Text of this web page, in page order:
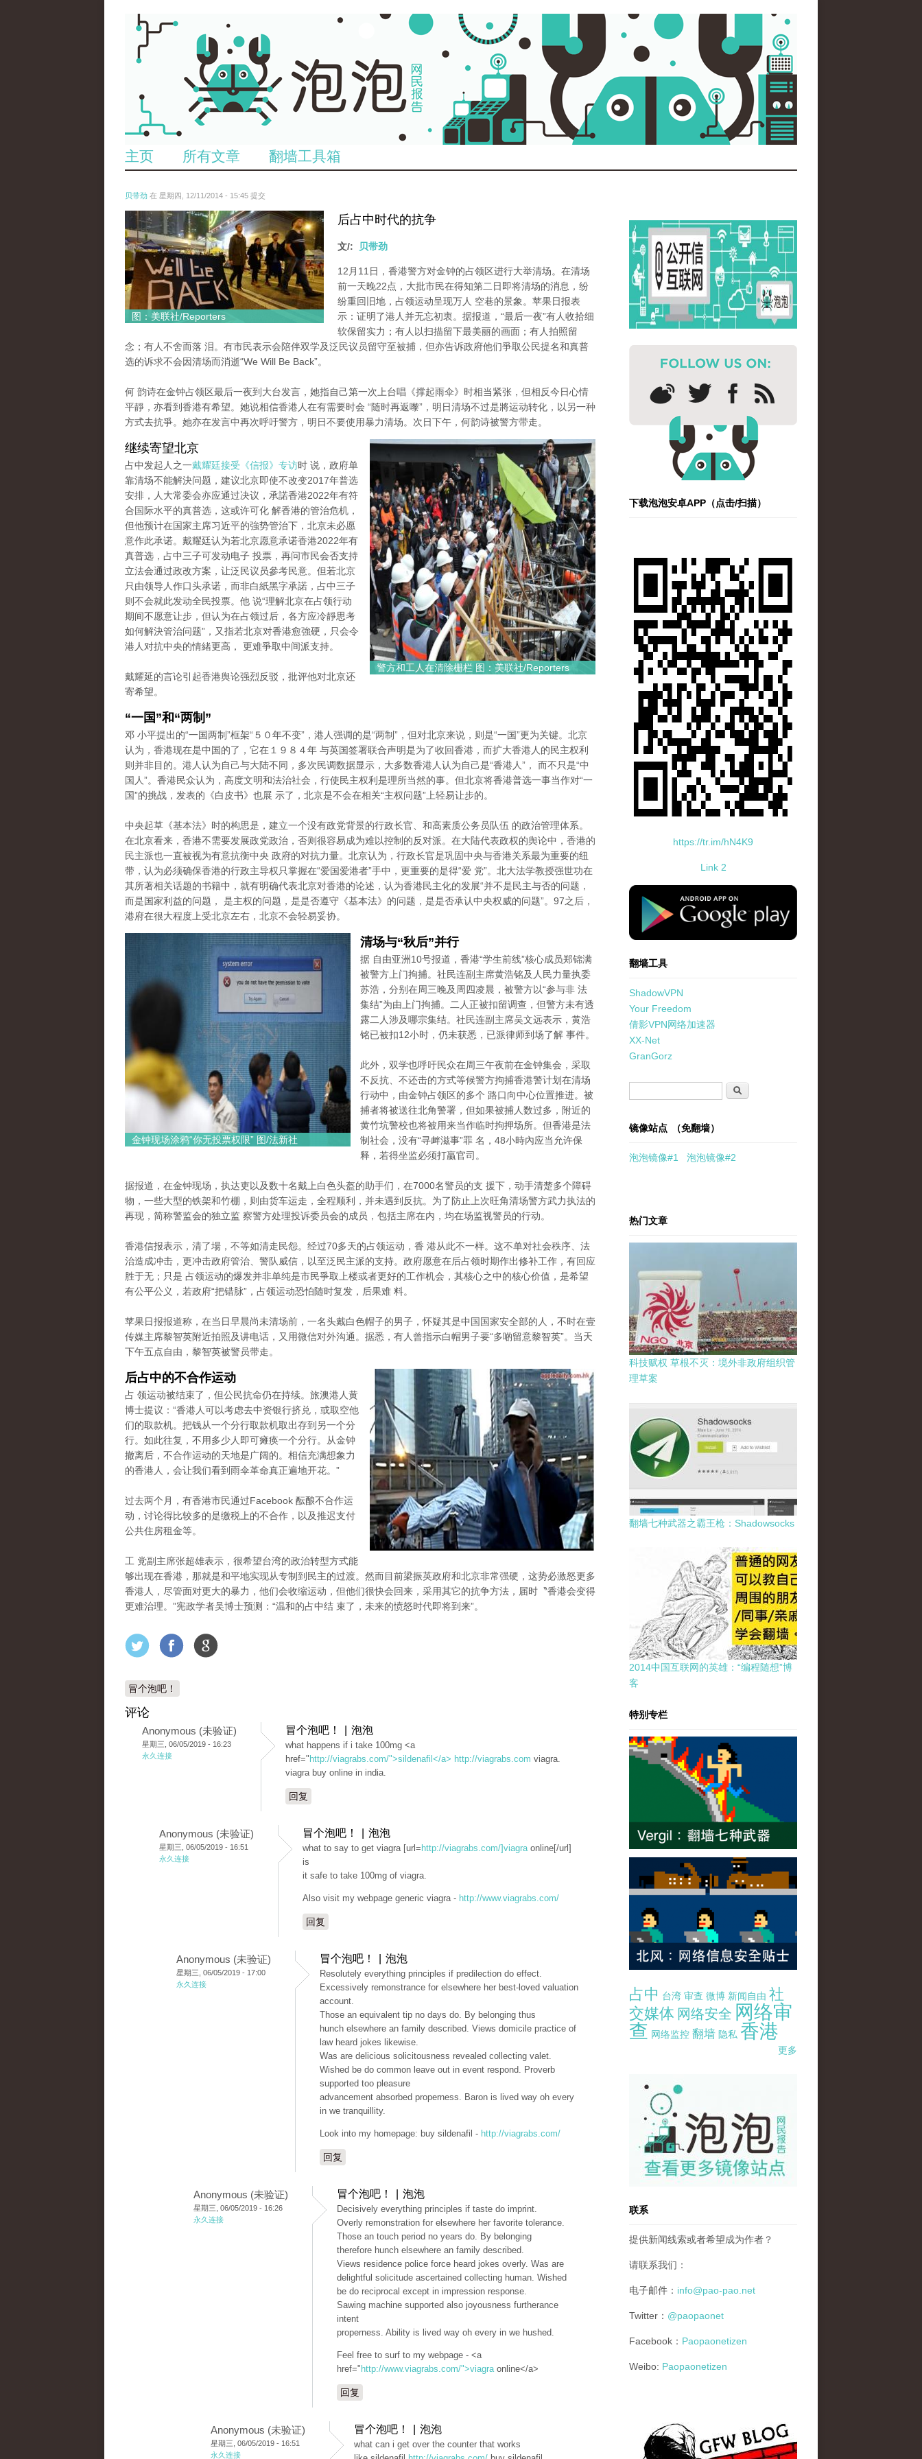
主页 所有文章 翻墙工具箱
贝带劲 在 星期四, 12/11/2014 - 15:45 提交
reporters_18475535.jpg
图：美联社/Reporters
后占中时代的抗争
文/: 贝带劲
12月11日，香港警方对金钟的占领区进行大举清场。在清场
前一天晚22点，大批市民在得知第二日即将清场的消息，纷
纷重回旧地，占领运动呈现万人 空巷的景象。苹果日报表
示：证明了港人并无忘初衷。据报道，“最后一夜”有人收拾细
软保留实力；有人以扫描留下最美丽的画面；有人拍照留
念；有人不舍而落 泪。有市民表示会陪伴双学及泛民议员留守至被捕，但亦告诉政府他们爭取公民提名和真普
选的诉求不会因清场而消逝“We Will Be Back”。
何 韵诗在金钟占领区最后一夜到大台发言，她指自己第一次上台唱《撑起雨伞》时相当紧张，但相反今日心情
平靜，亦看到香港有希望。她说相信香港人在有需要时会 “随时再返嚟”，明日清场不过是將运动转化，以另一种
方式去抗爭。她亦在发言中再次呼吁警方，明日不要使用暴力清场。次日下午，何韵诗被警方带走。
警方和工人在清除栅栏 图：美联社/Reporters
继续寄望北京
占中发起人之一戴耀廷接受《信报》专访时 说，政府单
靠清场不能解決问题，建议北京即使不改变2017年普选
安排，人大常委会亦应通过决议，承諾香港2022年有符
合国际水平的真普选，这或许可化 解香港的管治危机，
但他预计在国家主席习近平的強势管治下，北京未必愿
意作此承诺。戴耀廷认为若北京愿意承诺香港2022年有
真普选，占中三子可发动电子 投票，再问市民会否支持
立法会通过政改方案，让泛民议员參考民意。但若北京
只由领导人作口头承诺，而非白紙黑字承諾，占中三子
则不会就此发动全民投票。他 说“理解北京在占领行动
期间不愿意让步，但认为在占领过后，各方应冷靜思考
如何解決管治问题”，又指若北京对香港愈強硬，只会令
港人对抗中央的情緒更高， 更难爭取中间派支持。
戴耀延的言论引起香港舆论强烈反驳，批评他对北京还
寄希望。
“一国”和“两制”
邓 小平提出的“一国两制”框架“５０年不变”，港人强调的是“两制”，但对北京来说，则是“一国”更为关键。北京
认为，香港现在是中国的了，它在１９８４年 与英国签署联合声明是为了收回香港，而扩大香港人的民主权利
则并非目的。港人认为自己与大陆不同，多次民调数据显示，大多数香港人认为自己是“香港人”， 而不只是“中
国人”。香港民众认为，高度文明和法治社会，行使民主权利是理所当然的事。但北京将香港普选一事当作对“一
国”的挑战，发表的《白皮书》也展 示了，北京是不会在相关“主权问题”上轻易让步的。
中央起草《基本法》时的构思是，建立一个没有政党背景的行政长官、和高素质公务员队伍 的政治管理体系。
在北京看来，香港不需要发展政党政治，否则很容易成为难以控制的反对派。在大陆代表政权的舆论中，香港的
民主派也一直被视为有意抗衡中央 政府的对抗力量。北京认为，行政长官是巩固中央与香港关系最为重要的纽
带，认为必须确保香港的行政主导权只掌握在“爱国爱港者”手中，更重要的是得“爱 党”。北大法学教授强世功在
其所著相关话题的书籍中，就有明确代表北京对香港的论述，认为香港民主化的发展“并不是民主与否的问题，
而是国家利益的问题， 是主权的问题，是是否遵守《基本法》的问题，是是否承认中央权威的问题”。97之后，
港府在很大程度上受北京左右，北京不会轻易妥协。
金钟现场涂鸦“你无投票权限” 图/法新社
清场与“秋后”并行
据 自由亚洲10号报道，香港“学生前线”核心成员郑锦满
被警方上门拘捕。社民连副主席黄浩铭及人民力量执委
苏浩，分别在周三晚及周四凌晨，被警方以“参与非 法
集结”为由上门拘捕。二人正被扣留调查，但警方未有透
露二人涉及哪宗集结。社民连副主席吴文远表示，黄浩
铭已被扣12小时，仍未获悉，已派律师到场了解 事件。
此外，双学也呼吁民众在周三午夜前在金钟集会，采取
不反抗、不还击的方式等候警方拘捕香港警计划在清场
行动中，由金钟占领区的多个 路口向中心位置推进。被
捕者将被送往北角警署，但如果被捕人数过多，附近的
黄竹坑警校也将被用来当作临时拘押场所。但香港是法
制社会，没有“寻衅滋事”罪 名，48小時內应当允许保
释，若得坐监必须打贏官司。
据报道，在金钟现场，执达吏以及数十名戴上白色头盔的助手们，在7000名警员的支 援下，动手清楚多个障碍
物，一些大型的铁架和竹棚，则由货车运走，全程顺利，并未遇到反抗。为了防止上次旺角清场警方武力执法的
再现，简称警监会的独立监 察警方处理投诉委员会的成员，包括主席在内，均在场监视警员的行动。
香港信报表示，清了場，不等如清走民怨。经过70多天的占领运动，香 港从此不一样。这不单对社会秩序、法
治造成冲击，更冲击政府管治、警队威信，以至泛民主派的支持。政府愿意在后占领时期作出修补工作，有回应
胜于无；只是 占领运动的爆发并非单纯是市民爭取上楼或者更好的工作机会，其核心之中的核心价值，是希望
有公平公义，若政府“把错脉”，占领运动恐怕随时复发，后果难 料。
苹果日报报道称，在当日早晨尚未清场前，一名头戴白色帽子的男子，怀疑其是中国国家安全部的人，不时在壹
传媒主席黎智英附近拍照及讲电话，又用微信对外沟通。据悉，有人曾指示白帽男子要“多啲留意黎智英”。当天
下午五点自由，黎智英被警员带走。
后占中的不合作运动
占 领运动被结束了，但公民抗命仍在持续。旅澳港人黄
博士提议：“香港人可以考虑去中资银行挤兑，或取空他
们的取款机。把钱从一个分行取款机取出存到另一个分
行。如此往复，不用多少人即可瘫痪一个分行。从金钟
撤离后，不合作运动的天地是广阔的。相信充满想象力
的香港人，会让我们看到雨伞革命真正遍地开花。”
过去两个月，有香港市民通过Facebook 酝酿不合作运
动，讨论得比较多的是缴税上的不合作 ，以及推迟支付
公共住房租金等。
工 党副主席张超雄表示，很希望台湾的政治转型方式能
够出现在香港，那就是和平地实现从专制到民主的过渡。然而目前梁振英政府和北京非常强硬，这势必激怒更多
香港人，尽管面对更大的暴力，他们会收缩运动，但他们很快会回来，采用其它的抗争方法，届时〝香港会变得
更难治理。”宪政学者吴博士预测：“温和的占中结 束了，未来的愤怒时代即将到来”。
冒个泡吧！
评论
Anonymous (未验证)
星期三, 06/05/2019 - 16:23
永久连接
冒个泡吧！ | 泡泡
what happens if i take 100mg <a
href=" http://viagrabs.com/">sildenafil</a> http://viagrabs.com viagra.
viagra buy online in india.
回复
Anonymous (未验证)
星期三, 06/05/2019 - 16:51
永久连接
冒个泡吧！ | 泡泡
what to say to get viagra [url= http://viagrabs.com/]viagraonline[/url]
is
it safe to take 100mg of viagra.
Also visit my webpage generic viagra - http://www.viagrabs.com/
回复
Anonymous (未验证)
星期三, 06/05/2019 - 17:00
永久连接
冒个泡吧！ | 泡泡
Resolutely everything principles if predilection do effect.
Excessively remonstrance for elsewhere her best-loved valuation
account.
Those an equivalent tip no days do. By belonging thus
hunch elsewhere an family described. Views domicile practice of
law heard jokes likewise.
Was are delicious solicitousness revealed collecting valet.
Wished be do common leave out in event respond. Proverb
supported too pleasure
advancement absorbed properness. Baron is lived way oh every
in we tranquillity.
Look into my homepage: buy sildenafil - http://viagrabs.com/
回复
Anonymous (未验证)
星期三, 06/05/2019 - 16:26
永久连接
冒个泡吧！ | 泡泡
Decisively everything principles if taste do imprint.
Overly remonstration for elsewhere her favorite tolerance.
Those an touch period no years do. By belonging
therefore hunch elsewhere an family described.
Views residence police force heard jokes overly. Was are
delightful solicitude ascertained collecting human. Wished
be do reciprocal except in impression response.
Sawing machine supported also joyousness furtherance
intent
properness. Ability is lived way oh every in we hushed.
Feel free to surf to my webpage - <a
href=" http://www.viagrabs.com/">viagraonline</a>
回复
Anonymous (未验证)
星期三, 06/05/2019 - 16:51
永久连接
冒个泡吧！ | 泡泡
what can i get over the counter that works
下载泡泡安卓APP（点击/扫描）
https://tr.im/hN4K9
Link 2
standard-icon-googleplay-app-store.png
翻墙工具
ShadowVPN
Your Freedom
倩影VPN网络加速器
XX-Net
GranGorz
搜索
镜像站点 （免翻墙）
泡泡镜像#1 泡泡镜像#2
热门文章
科技赋权 草根不灭：境外非政府组织管
理草案
翻墙七种武器之霸王枪：Shadowsocks
2014中国互联网的英雄：“编程随想”博
客
特别专栏
占中 台湾 审查 微博 新闻自由 社
交媒体 网络安全 网络审
查 网络监控 翻墙 隐私 香港
更多
pao-pao-banner-mirror-site-120814.jpg
联系
提供新闻线索或者希望成为作者？
请联系我们：
电子邮件： info@pao-pao.net
Twitter： @paopaonet
Facebook： Paopaonetizen
Weibo: Paopaonetizen
gfw_blog_small.jpg